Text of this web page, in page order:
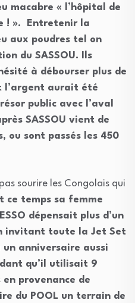
macabre « l’hôpital de
! ». Entretenir la
aux poudres tel on
du SASSOU. Ils
à débourser plus de
l’argent aurait été
public avec l’aval
SASSOU vient de
ou sont passés les 450
sourire les Congolais qui
ce temps sa femme
dépensait plus d’un
invitant toute la Jet Set
anniversaire aussi
qu’il utilisait 9
en provenance de
du POOL un terrain de